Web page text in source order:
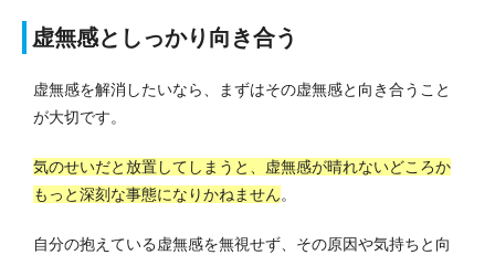
虚無感としっかり向き合う
虚無感を解消したいなら、まずはその虚無感と向き合うこと
が大切です。
気のせいだと放置してしまうと、虚無感が晴れないどころか
もっと深刻な事態になりかねません。
自分の抱えている虚無感を無視せず、その原因や気持ちと向